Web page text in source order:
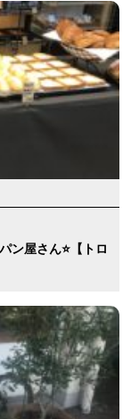
ン屋さん⭐️【トロ